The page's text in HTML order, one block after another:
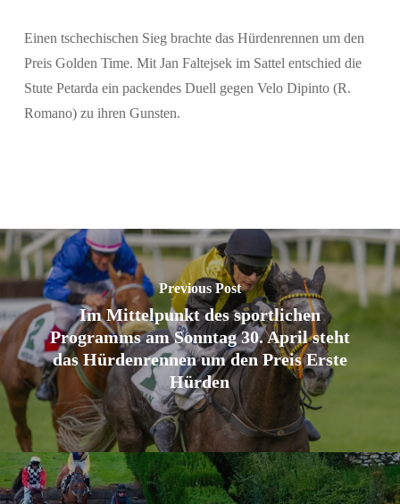
Einen tschechischen Sieg brachte das Hürdenrennen um den
Preis Golden Time. Mit Jan Faltejsek im Sattel entschied die
Stute Petarda ein packendes Duell gegen Velo Dipinto (R.
Romano) zu ihren Gunsten.
Previous Post
Im Mittelpunkt des sportlichen
Programms am Sonntag 30. April steht
das Hürdenrennen um den Preis Erste
Hürden